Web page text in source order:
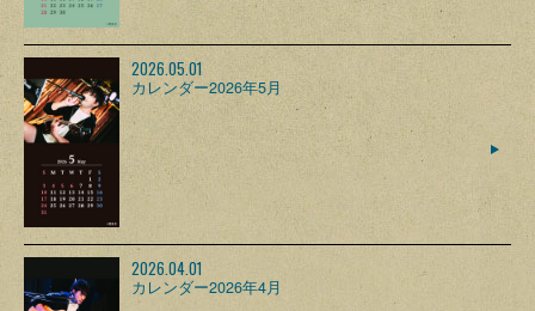
2026.05.01
カレンダー2026年5月
2026.04.01
カレンダー2026年4月